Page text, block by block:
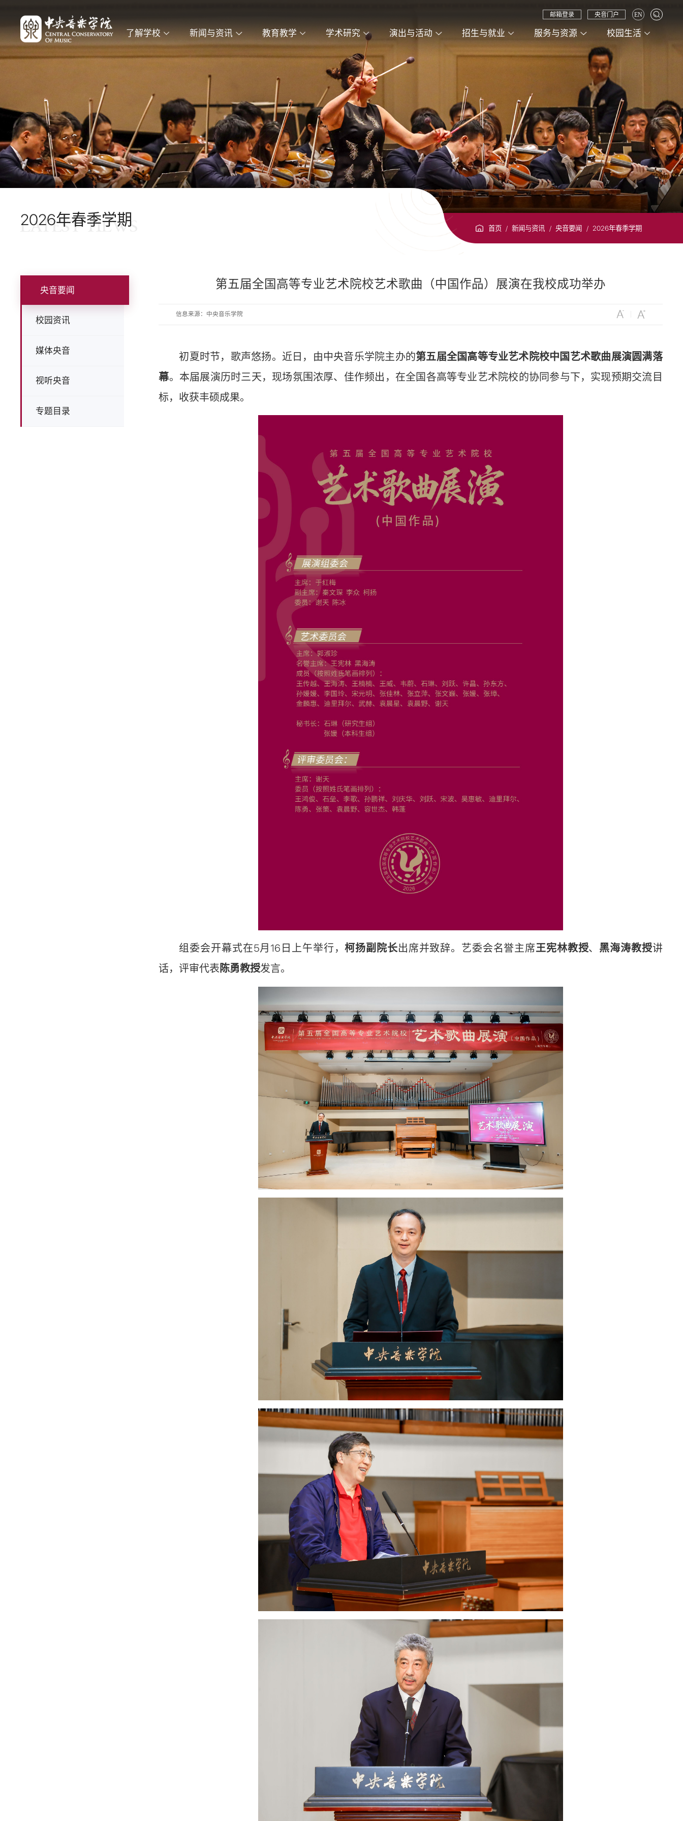
了解学校 新闻与资讯 教育教学 学术研究 演出与活动 招生与就业 服务与资源 校园生活
邮箱登录 央音门户 EN
2026年春季学期
LATEST NEWS 首页 / 新闻与资讯 / 央音要闻 / 2026年春季学期
央音要闻
校园资讯
媒体央音
视听央音
专题目录
第五届全国高等专业艺术院校艺术歌曲（中国作品）展演在我校成功举办
信息来源：中央音乐学院
初夏时节，歌声悠扬。近日，由中央音乐学院主办的第五届全国高等专业艺术院校中国艺术歌曲展演圆满落
幕。本届展演历时三天，现场氛围浓厚、佳作频出，在全国各高等专业艺术院校的协同参与下，实现预期交流目
标，收获丰硕成果。
组委会开幕式在5月16日上午举行，柯扬副院长出席并致辞。艺委会名誉主席王宪林教授、 黑海涛教授讲
话，评审代表陈勇教授发言。